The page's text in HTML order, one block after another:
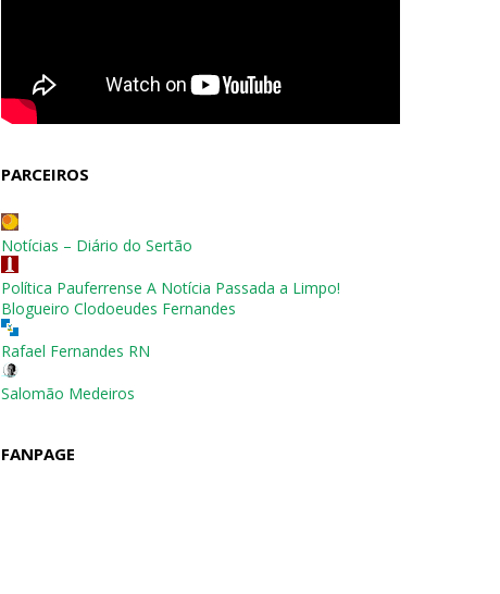
PARCEIROS
Notícias – Diário do Sertão
Política Pauferrense A Notícia Passada a Limpo!
Blogueiro Clodoeudes Fernandes
Rafael Fernandes RN
Salomão Medeiros
FANPAGE